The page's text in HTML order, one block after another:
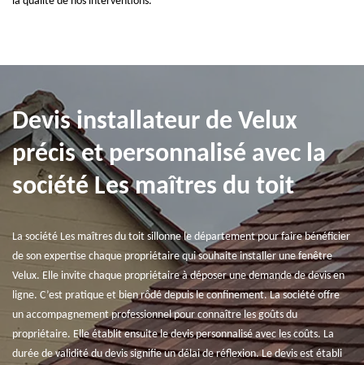
Devis installateur de Velux
précis et personnalisé avec la
société Les maîtres du toit
La société Les maîtres du toit sillonne le département pour faire bénéficier
de son expertise chaque propriétaire qui souhaite installer une fenêtre
Velux. Elle invite chaque propriétaire à déposer une demande de devis en
ligne. C’est pratique et bien rôdé depuis le confinement. La société offre
un accompagnement professionnel pour connaître les goûts du
propriétaire. Elle établit ensuite le devis personnalisé avec les coûts. La
durée de validité du devis signifie un délai de réflexion. Le devis est établi